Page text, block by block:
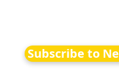
Subscribe to